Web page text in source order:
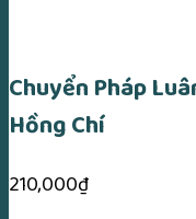
Chuyển Pháp
Hồng Chí
210,000₫